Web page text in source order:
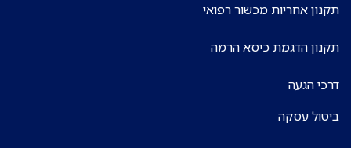
תקנון אחריות מכשור רפואי
תקנון הדגמת כיסא הרמה
דרכי הגעה
ביטול עסקה